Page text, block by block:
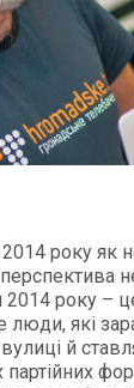
року як
2014 року –
люди, які
й
партійних